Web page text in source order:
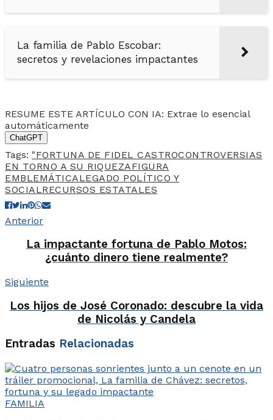
La familia de Pablo Escobar:
secretos y revelaciones impactantes
RESUME ESTE ARTÍCULO CON IA: Extrae lo esencial
automáticamente
ChatGPT
Tags: "FORTUNA DE FIDEL CASTROCONTROVERSIAS
EN TORNO A SU RIQUEZAFIGURA
EMBLEMÁTICALEGADO POLÍTICO Y
SOCIALRECURSOS ESTATALES
Anterior
La impactante fortuna de Pablo Motos:
¿cuánto dinero tiene realmente?
Siguiente
Los hijos de José Coronado: descubre la vida
de Nicolás y Candela
Entradas Relacionadas
FAMILIA